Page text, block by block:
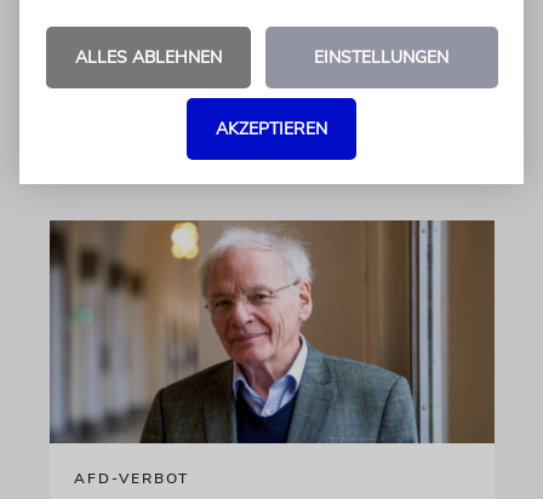
israelische Rüstungskonzern Elbit Systems an
AFD-VERBOT
ALLES ABLEHNEN EINSTELLUNGEN
AKZEPTIEREN